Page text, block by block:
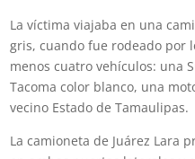
La víctima viajaba en una
gris, cuando fue rodeado por
menos cuatro vehículos: una
Tacoma color blanco, una
vecino Estado de Tamaulipas.
La camioneta de Juárez Lara